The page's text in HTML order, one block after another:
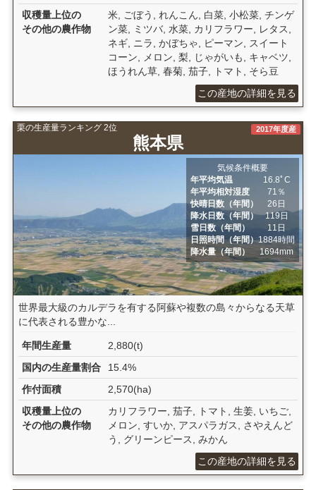
収穫量上位の
その他の農作物
米, ごぼう, れんこん, 白菜, 小松菜, チンゲ
ン菜, ミツバ, 水菜, カリフラワー, レタス,
ネギ, ニラ, かぼちゃ, ピーマン, スイート
コーン, メロン, 梨, じゃがいも, キャベツ,
ほうれん草, 春菊, 茄子, トマト, そら豆
この産地の詳細を見る
栗の生産量ランキング 2位
熊本県
2017年度産
気候条件概要
年平均気温
16.8ﾟC
年平均相対湿度
71％
快晴日数（年間）
26日
降水日数（年間）
119日
雪日数（年間）
11日
日照時間（年間）1884時間
降水量（年間）
1694mm
世界最大級のカルデラを有する阿蘇や複数の島々からなる天草
に代表される豊かな...
年間生産量
2,880(t)
国内の生産量割合
15.4%
作付面積
2,570(ha)
収穫量上位の
その他の農作物
カリフラワー, 茄子, トマト, 生姜, いちご,
メロン, すいか, アスパラガス, さやえんど
う, グリーンピース, みかん
この産地の詳細を見る